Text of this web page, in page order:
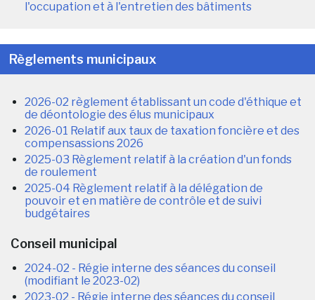
l'occupation et à l'entretien des bâtiments
Règlements municipaux
2026-02 règlement établissant un code d'éthique et
de déontologie des élus municipaux
2026-01 Relatif aux taux de taxation foncière et des
compensassions 2026
2025-03 Règlement relatif à la création d'un fonds
de roulement
2025-04 Règlement relatif à la délégation de
pouvoir et en matière de contrôle et de suivi
budgétaires
Conseil municipal
2024-02 - Régie interne des séances du conseil
(modifiant le 2023-02)
2023-02 - Régie interne des séances du conseil